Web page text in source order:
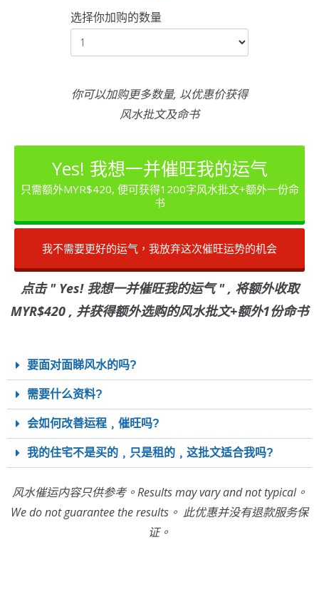
选择你加购的数量
你可以加购更多数量, 以优惠价获得
风水批文及命书​
我不需要更好的运气，我放弃这次催旺运势的机会
Yes! 我想一并催旺我的运气
只需额外MYR$420, 便可获得1200字风水批文+额外一份命
书
点击 " Yes! 我想一并催旺我的运气 " , 将额外收取
MYR$420 , 并获得额外选购的风水批文+额外1份命书
要面对面睇风水的吗?
需要什么资料?
会如何改善运程﹐催旺吗?
我的住宅不是买的﹐只是租的﹐这批文适合我吗?
风水催运内容只供参考。Results may vary and not typical。
We do not guarantee the results。 此优惠并没有退款服务保
证。